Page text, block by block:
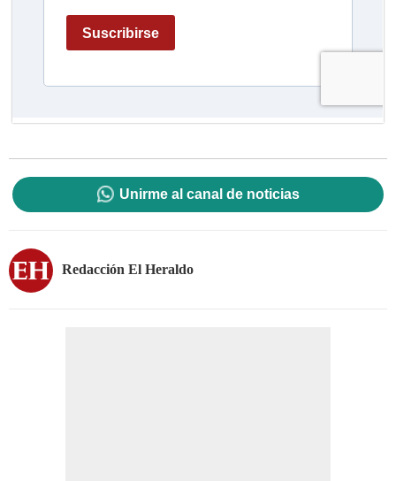
Unirme al canal de noticias
Redacción El Heraldo